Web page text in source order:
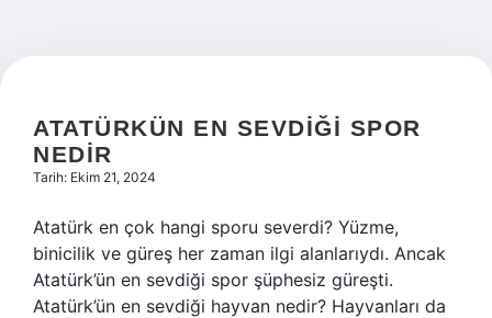
ATATÜRKÜN EN SEVDIĞI SPOR
NEDIR
Tarih: Ekim 21, 2024
Atatürk en çok hangi sporu severdi? Yüzme,
binicilik ve güreş her zaman ilgi alanlarıydı. Ancak
Atatürk’ün en sevdiği spor şüphesiz güreşti.
Atatürk’ün en sevdiği hayvan nedir? Hayvanları da